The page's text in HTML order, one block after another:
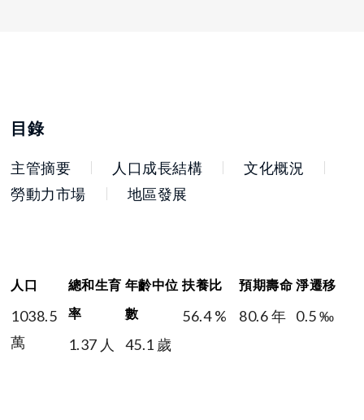
目錄
主管摘要 人口成長結構
文化概況
勞動力市場
地區發展
人口
1038.5
萬
總和生育
率
1.37 人
年齡中位
數
45.1 歲
扶養比
56.4 %
預期壽命
80.6 年
淨遷移
0.5 ‰